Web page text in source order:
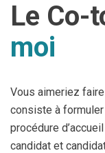
Le Co-
moi
Vous aimeriez
consiste à
procédure
candidat et